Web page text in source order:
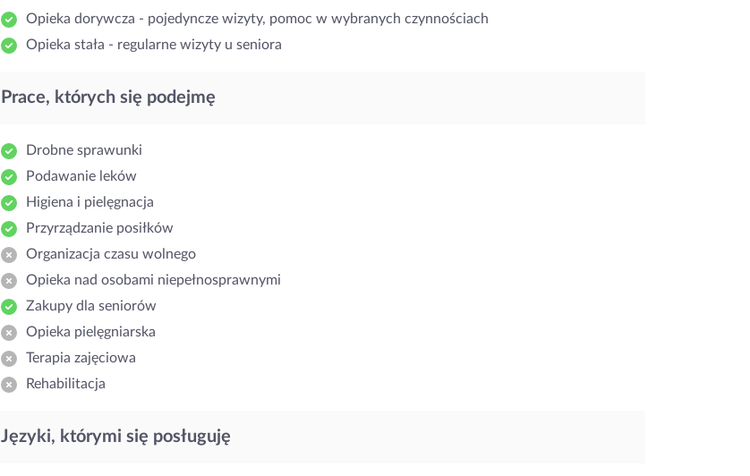
Opieka dorywcza - pojedyncze wizyty, pomoc w wybranych czynnościach
Opieka stała - regularne wizyty u seniora
Prace, których się podejmę
Drobne sprawunki
Podawanie leków
Higiena i pielęgnacja
Przyrządzanie posiłków
Organizacja czasu wolnego
Opieka nad osobami niepełnosprawnymi
Zakupy dla seniorów
Opieka pielęgniarska
Terapia zajęciowa
Rehabilitacja
Języki, którymi się posługuję